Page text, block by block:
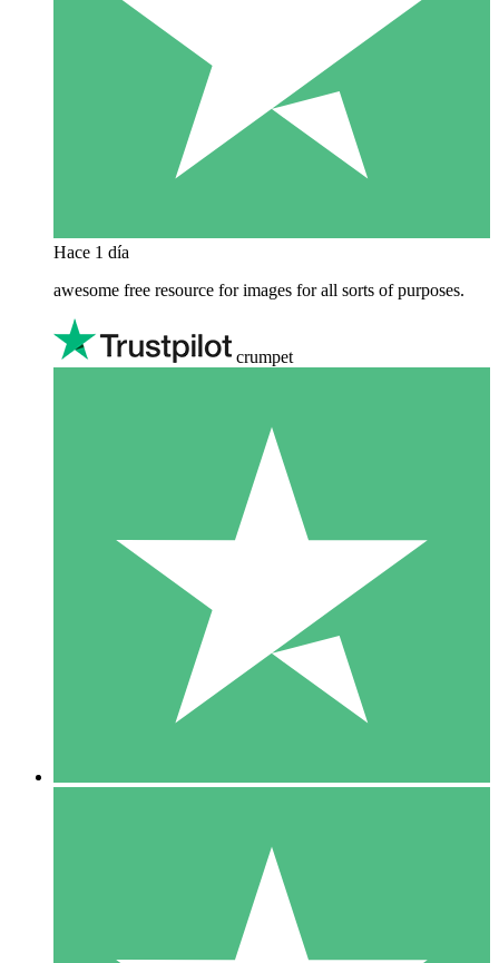
Hace 1 día
awesome free resource for images for all sorts of purposes.
crumpet